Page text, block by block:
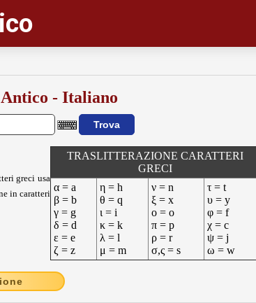
- Italiano
greci usa
in caratteri
TRASLITTERAZIONE CARATTERI
GRECI
α = a
β = b
γ = g
δ = d
ε = e
ζ = z
η = h
θ = q
ι = i
κ = k
λ = l
μ = m
ν = n
ξ = x
ο = o
π = p
ρ = r
σ,ς = s
τ = t
υ = y
φ = f
χ = c
ψ = j
ω = w